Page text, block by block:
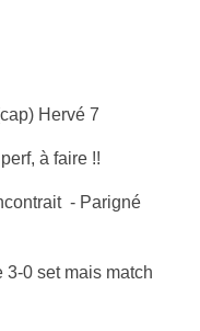
Hervé 7
à faire !!
- Parigné
0 set mais match